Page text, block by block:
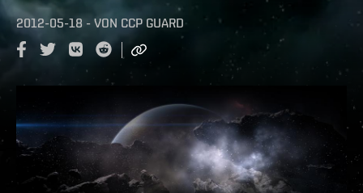
2012-05-18 - VON CCP GUARD